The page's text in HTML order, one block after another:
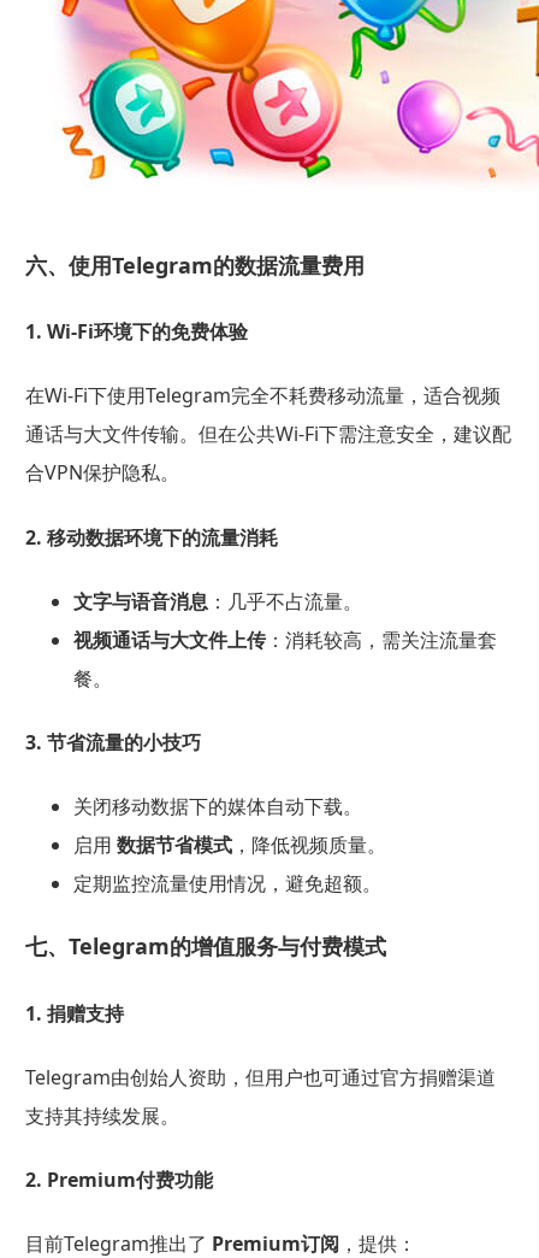
六、使用Telegram的数据流量费用
1. Wi-Fi环境下的免费体验
在Wi-Fi下使用Telegram完全不耗费移动流量，适合视频
通话与大文件传输。但在公共Wi-Fi下需注意安全，建议配
合VPN保护隐私。
2. 移动数据环境下的流量消耗
文字与语音消息：几乎不占流量。
视频通话与大文件上传：消耗较高，需关注流量套
餐。
3. 节省流量的小技巧
关闭移动数据下的媒体自动下载。
启用 数据节省模式，降低视频质量。
定期监控流量使用情况，避免超额。
七、Telegram的增值服务与付费模式
1. 捐赠支持
Telegram由创始人资助，但用户也可通过官方捐赠渠道
支持其持续发展。
2. Premium付费功能
目前Telegram推出了 Premium订阅 ，提供：